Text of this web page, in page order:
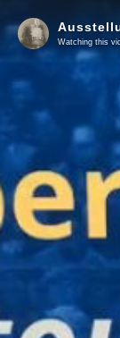
Watching this